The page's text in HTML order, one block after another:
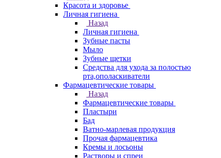
Красота и здоровье
Личная гигиена
Назад
Личная гигиена
Зубные пасты
Мыло
Зубные щетки
Средства для ухода за полостью
рта,ополаскиватели
Фармацевтические товары
Назад
Фармацевтические товары
Пластыри
Бад
Ватно-марлевая продукция
Прочая фармацевтика
Кремы и лосьоны
Растворы и спреи